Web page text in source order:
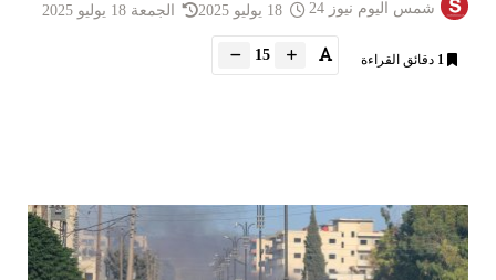
شمس اليوم نيوز 24 الجمعة 18 يوليو 2025
1 دقائق القراءة 15